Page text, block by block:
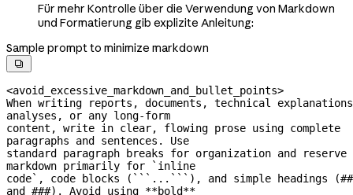
Für mehr Kontrolle über die Verwendung von Markdown
und Formatierung gib explizite Anleitung:
Sample prompt to minimize markdown

<avoid_excessive_markdown_and_bullet_points>
When writing reports, documents, technical
analyses, or any long-form
content, write in clear, flowing prose using complete
paragraphs and sentences. Use
standard paragraph breaks for organization and reserve
markdown primarily for `inline
code`, code blocks (```...```), and simple headings (##
and ###). Avoid using **bold**